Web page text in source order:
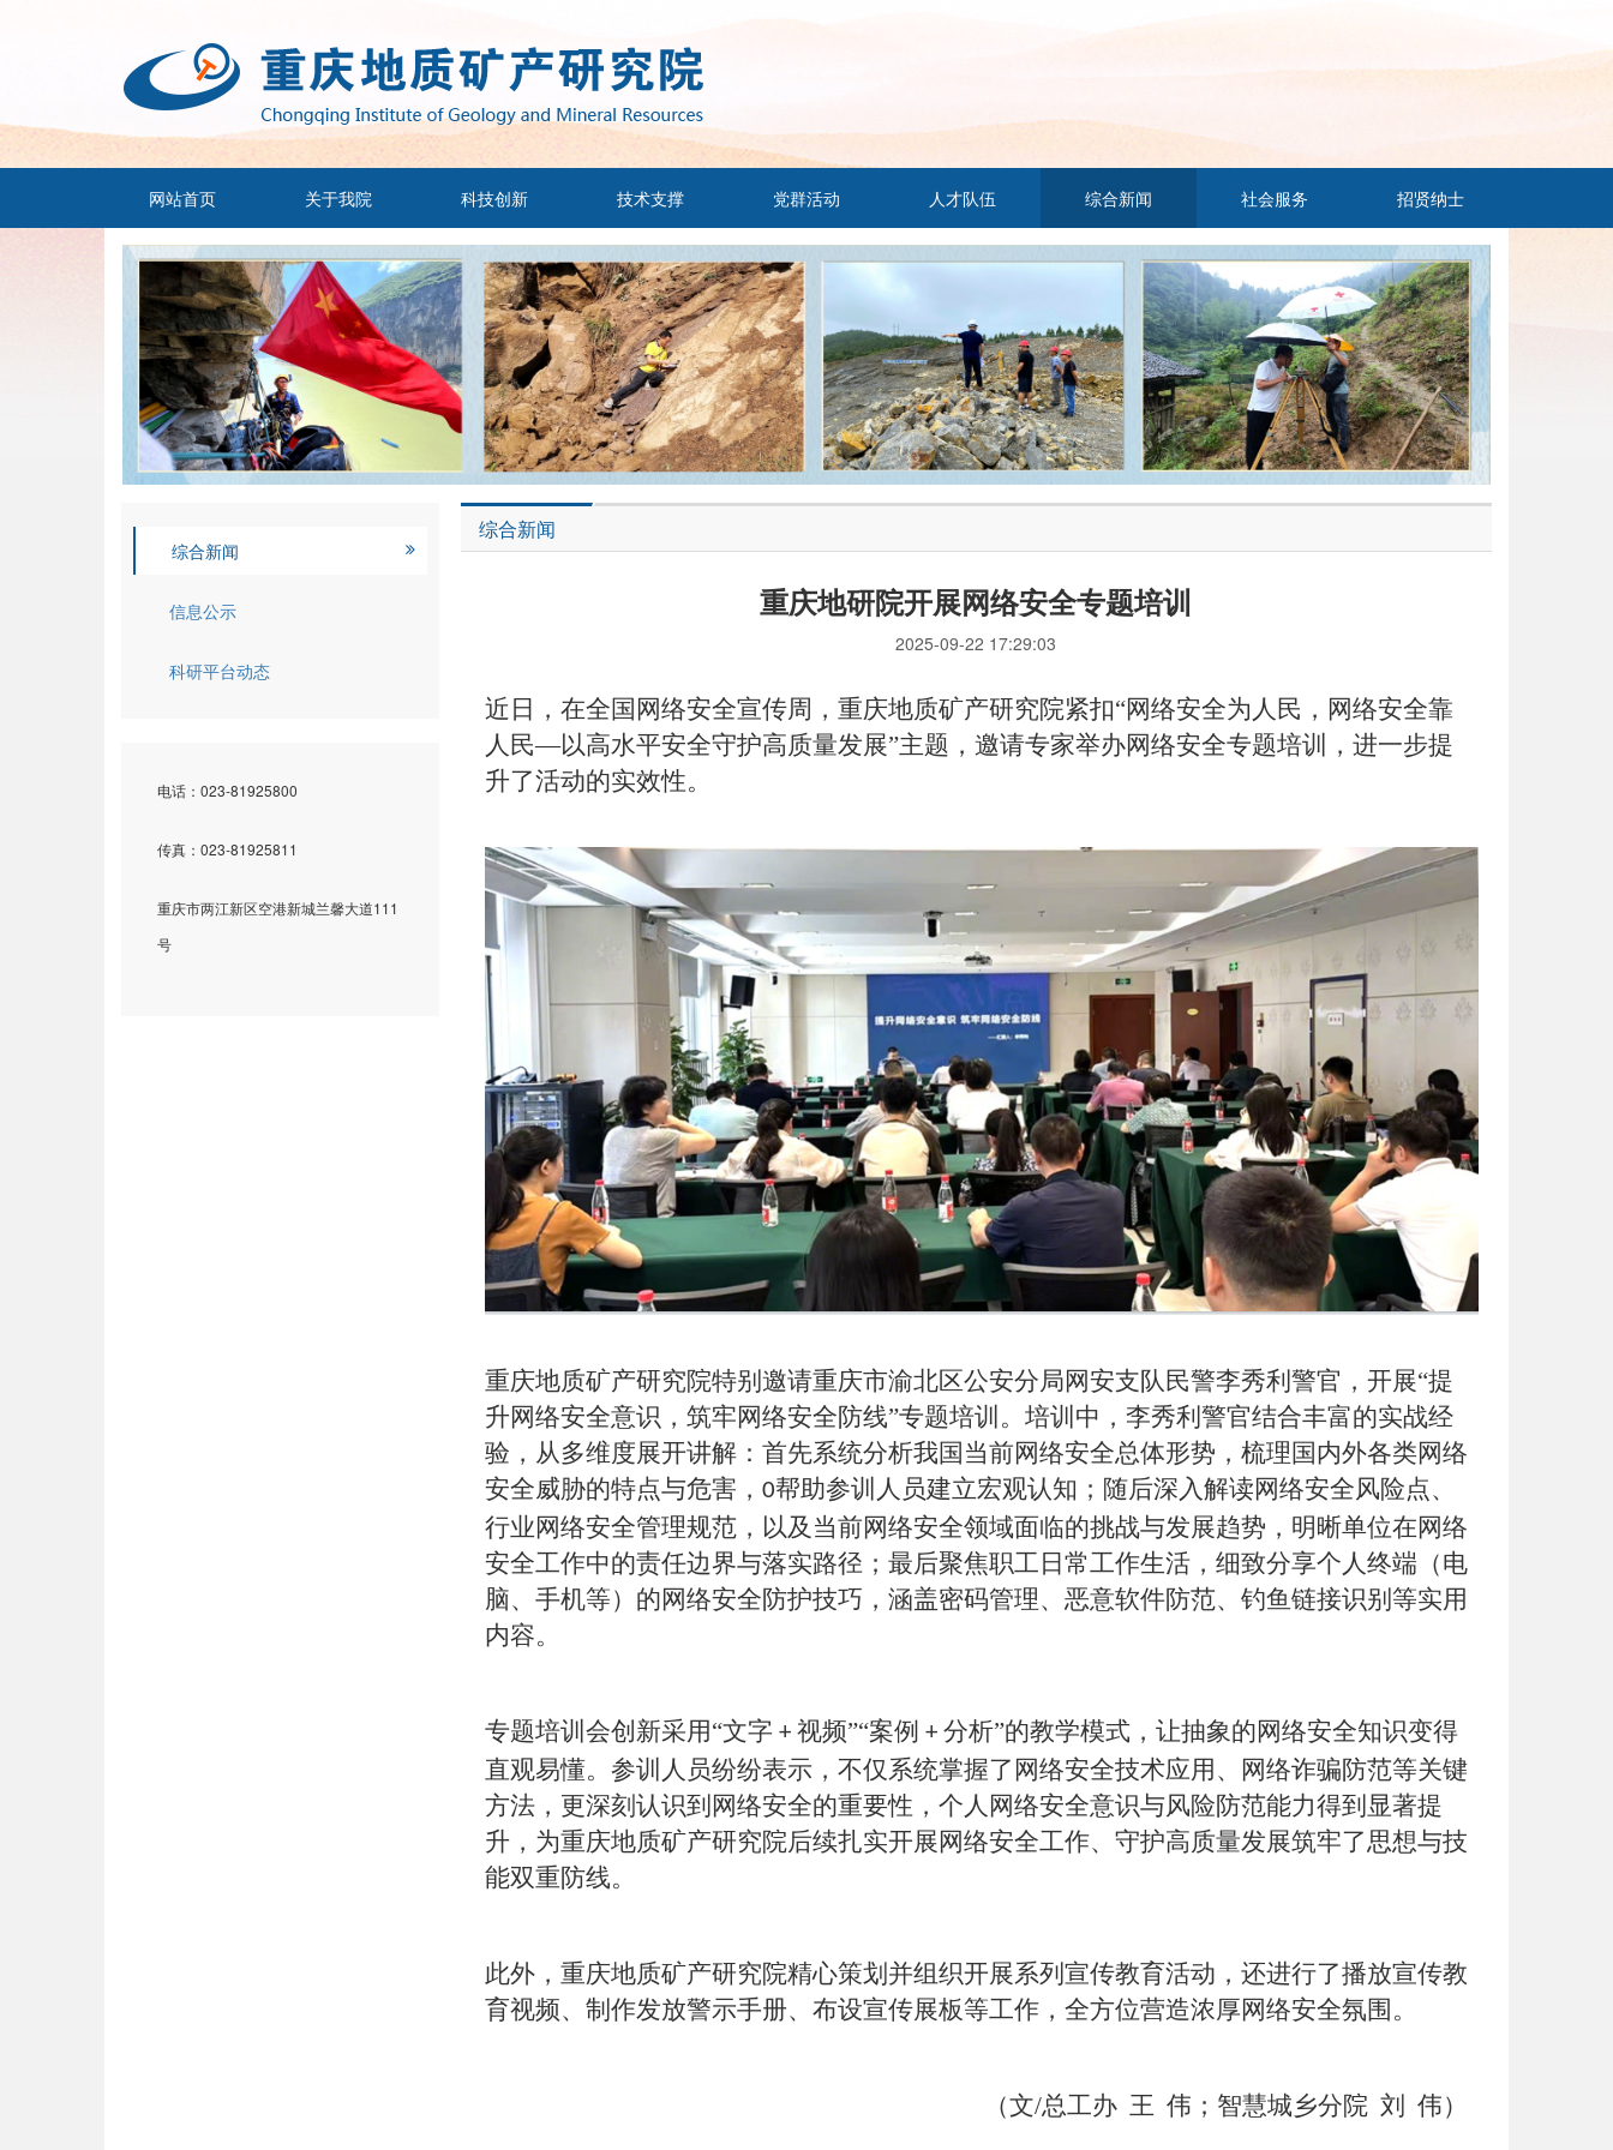
网站首页 关于我院 科技创新 技术支撑 党群活动 人才队伍 综合新闻 社会服务 招贤纳士
综合新闻
信息公示
科研平台动态
电话：023-81925800
传真：023-81925811
重庆市两江新区空港新城兰馨大道111
号
综合新闻
重庆地研院开展网络安全专题培训
2025-09-22 17:29:03
近日，在全国网络安全宣传周， 重庆地质矿产研究院紧扣“网络安全为人民 ， 网络安全靠
人民—以高水平安全守护高质量发展”主题，邀请专家举办网络安全专题培训，进一步提
升了活动的实效性。
重庆地质矿产研究院特别邀请重庆市渝北区公安分局网安支队民警李秀利警官，开展“提
升网络安全意识，筑牢网络安全防线”专题培训。培训中，李秀利警官结合丰富的实战经
验，从多维度展开讲解：首先系统分析我国当前网络安全总体形势，梳理国内外各类网络
安全威胁的特点与危害， 0帮助参训人员建立宏观认知；随后深入解读网络安全风险点、
行业网络安全管理规范，以及当前网络安全领域面临的挑战与发展趋势，明晰单位在网络
安全工作中的责任边界与落实路径；最后聚焦职工日常工作生活，细致分享个人终端（电
脑、手机等）的网络安全防护技巧，涵盖密码管理、恶意软件防范、钓鱼链接识别等实用
内容。
专题培训会创新采用“文字 + 视频”“案例 + 分析”的教学模式，让抽象的网络安全知识变得
直观易懂。参训人员纷纷表示，不仅系统掌握了网络安全技术应用、网络诈骗防范等关键
方法，更深刻认识到网络安全的重要性，个人网络安全意识与风险防范能力得到显著提
升，为重庆地质矿产研究院后续扎实开展网络安全工作、守护高质量发展筑牢了思想与技
能双重防线。
此外， 重庆地质矿产研究院精心策划并组织开展系列宣传教育活动，还进行了播放宣传教
育视频、制作发放警示手册、布设宣传展板等工作，全方位营造浓厚网络安全氛围。
（文/总工办 王 伟；智慧城乡分院 刘 伟）